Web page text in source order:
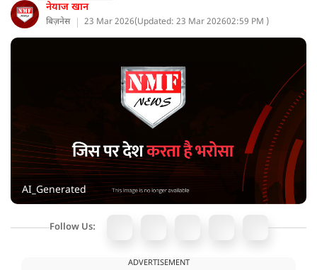
नेयाज खान
बिज़नेस 23 Mar 2026(Updated: 23 Mar 202602:59 PM )
AI_Generated
Follow Us:
ADVERTISEMENT